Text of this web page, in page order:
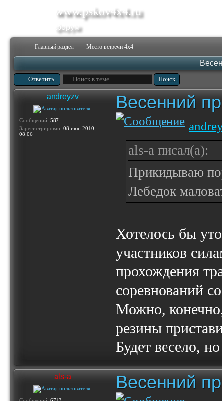
www.pskov4x4.ru
форум
Главный раздел Место встречи 4х4
Ответить
andreyzv
Сообщений: 587
Зарегистрирован: 08 июн 2010,
08:06
Весенний
als-a писал(а):
Прикидываю
Лебедок
Хотелось бы
участников
прохождения
соревнований
Можно,
резины
Будет весело,
als-a Весенний